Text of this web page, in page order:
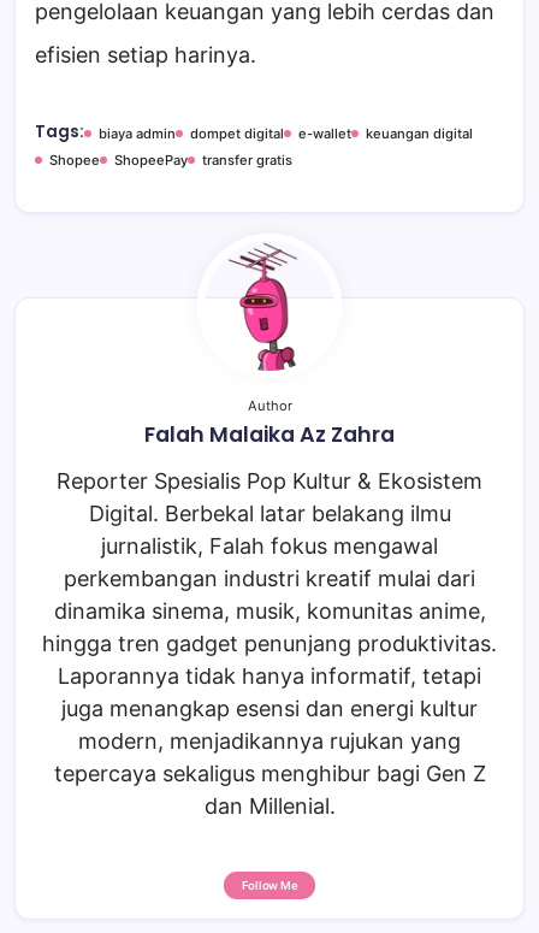
pengelolaan keuangan yang lebih cerdas dan
efisien setiap harinya.
Tags: biaya admin dompet digital e-wallet
keuangan digital
Shopee
ShopeePay transfer gratis
Author
Falah Malaika Az Zahra
Reporter Spesialis Pop Kultur & Ekosistem
Digital. Berbekal latar belakang ilmu
jurnalistik, Falah fokus mengawal
perkembangan industri kreatif mulai dari
dinamika sinema, musik, komunitas anime,
hingga tren gadget penunjang produktivitas.
Laporannya tidak hanya informatif, tetapi
juga menangkap esensi dan energi kultur
modern, menjadikannya rujukan yang
tepercaya sekaligus menghibur bagi Gen Z
dan Millenial.
Follow Me